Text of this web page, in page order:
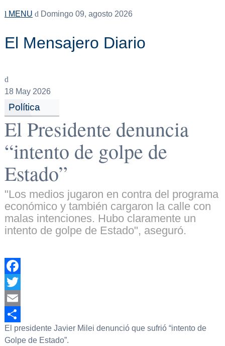
MENU Domingo 09, agosto 2026
El Mensajero Diario
18May 2026
Política
El Presidente denuncia
“intento de golpe de
Estado”
"Los medios jugaron en contra del programa
económico y también cargaron la calle con
malas intenciones. Hubo claramente un
intento de golpe de Estado", aseguró.
Facebook
Twitter
Email
Compartir
El presidente Javier Milei denunció que sufrió “intento de
Golpe de Estado”.